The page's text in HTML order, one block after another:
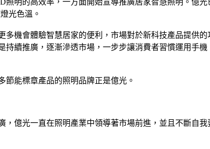
明的高效率，一方面開始宣導推廣居家智慧照明。億
光色溫。
機會體驗智慧居家的便利，市場對於新科技產品提供
續推廣，逐漸滲透市場，一步步讓消費者習慣運用手
能標章產品的照明品牌正是億光。
億光一直在照明產業中領導著市場前進，並且不斷自